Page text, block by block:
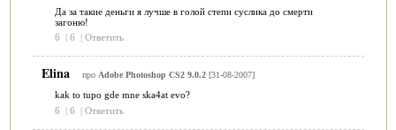
Да за такие деньги я лучше в голой степи суслика до смерти
загоню!
6
| 6 | Ответить
Elina про Adobe Photoshop CS2 9.0.2[31-08-2007]
kak to tupo gde mne ska4at evo?
6
| 6 | Ответить